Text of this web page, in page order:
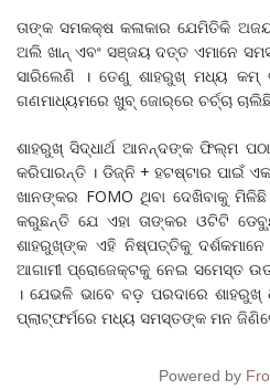
ତାଙ୍କ ସମକକ୍ଷ କଳାକାର ଯେମିତିକି
ଅଲି ଖାନ୍ ଏବଂ ସଞ୍ଜୟ ଦତ୍ତ ଏମାନେ
ସାରିଲେଣି । ତେଣୁ ଶାହରୁଖ୍ ମଧ୍ୟ କମ୍
ଗଣମାଧ୍ୟମରେ ଖୁବ୍ ଜୋର୍‌ରେ ଚର୍ଚ୍ଚା
ଶାହରୁଖ୍ ସିଦ୍ଧାର୍ଥ ଆନନ୍ଦଙ୍କ ଫିଲ୍ମ
କରିପାରନ୍ତି । ଡିଜ୍ନି + ହଟଷ୍ଟାର ପାଇଁ
ଖାନଙ୍କର FOMO ଥିବା ଦେଖିବାକୁ
କରୁଛନ୍ତି ଯେ ଏହା ତାଙ୍କର ଓଟିଟି
ଶାହରୁଖ୍‌ଙ୍କ ଏହି ନିଷ୍ପତ୍ତିକୁ
ଆଗାମୀ ପ୍ରୋଜେକ୍ଟକୁ ନେଇ ସମେସ୍ତ
। ଯେଭଳି ଭାବେ ବଡ଼ ପରଦାରେ
ପ୍ଲାଟ୍‌ଫର୍ମରେ ମଧ୍ୟ ସମସ୍ତଙ୍କ ମନ
Powered by